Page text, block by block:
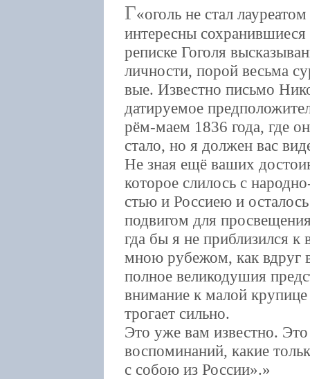
Г оголь не стал
интересны сохранившиеся
реписке Гоголя
личности, порой весьма
вые. Известно письмо
датируемое
рём-маем 1836 года, где
стало, но я должен вас
Не зная ещё ваших
которое слилось с
стью и Россиею и
подвигом для
гда бы я не приблизился к
мною рубежом, как вдруг
полное великодушия
внимание к малой
трогает сильно.
Это уже вам известно.
воспоминаний, какие
с собою из России».